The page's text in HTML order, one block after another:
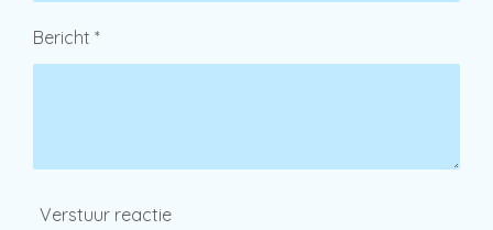
Bericht *
Verstuur reactie